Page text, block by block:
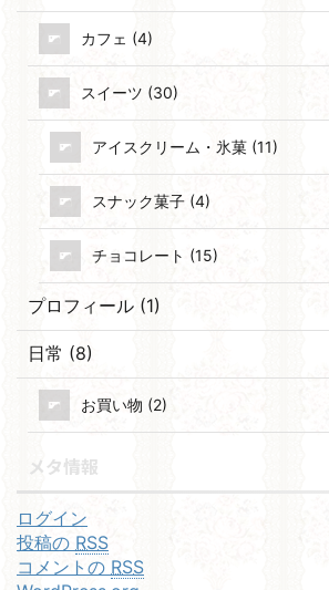
カフェ (4)
スイーツ (30)
アイスクリーム・氷菓 (11)
スナック菓子 (4)
チョコレート (15)
プロフィール (1)
日常 (8)
お買い物 (2)
メタ情報
ログイン
投稿の RSS
コメントの RSS